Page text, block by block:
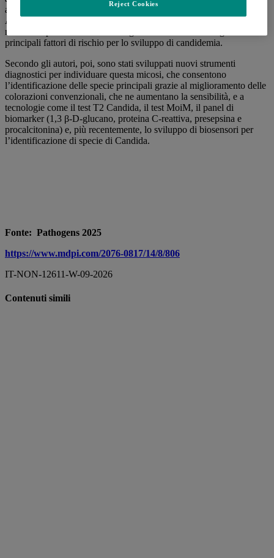
aumentano la possibilità di colonizzazione da parte di C. albicans.
Allo stesso modo, la presenza di un catetere venoso centrale, la
nutrizione parenterale e la chirurgia addominale si distinguono come
principali fattori di rischio per lo sviluppo di candidemia.
Secondo gli autori, poi, sono stati sviluppati nuovi strumenti
diagnostici per individuare questa micosi, che consentono
l’identificazione delle specie principali grazie al miglioramento delle
colorazioni convenzionali, che ne aumentano la sensibilità, e a
tecnologie come il test T2 Candida, il test MoiM, il panel di
biomarker (1,3 β-D-glucano, proteina C-reattiva, presepsina e
procalcitonina) e, più recentemente, lo sviluppo di biosensori per
l’identificazione di specie di Candida.
Fonte: Pathogens 2025
https://www.mdpi.com/2076-0817/14/8/806
IT-NON-12611-W-09-2026
Contenuti simili
Reject Cookies